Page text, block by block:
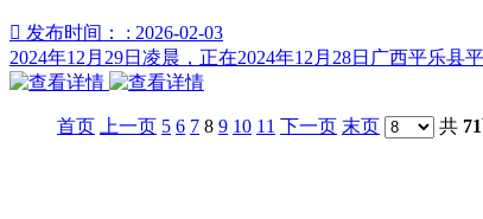
 发布时间： : 2026-02-03
2024年12月29日凌晨，正在2024年12月28日广西平乐
首页 上一页 5 6 7 8 9 10 11 下一页 末页 共 71